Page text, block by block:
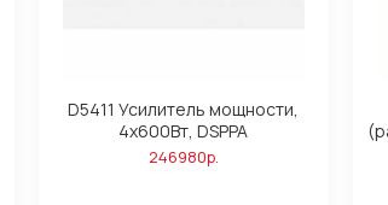
D5411 Усилитель мощности,
4х600Вт, DSPPA
246980р.